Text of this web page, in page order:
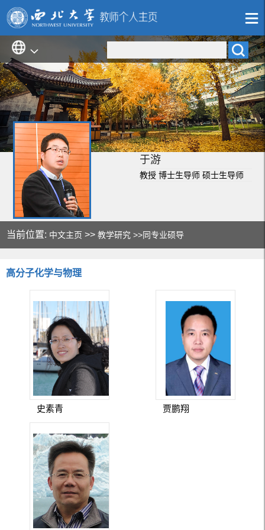
于游
教授 博士生导师 硕士生导师
当前位置: 中文主页 >>教学研究 >>同专业硕导
高分子化学与物理
史素青 贾鹏翔